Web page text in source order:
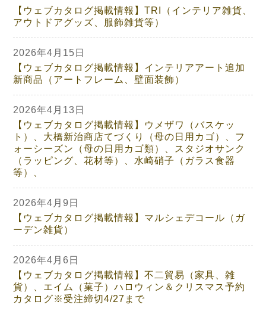
【ウェブカタログ掲載情報】TRI（インテリア雑貨、
アウトドアグッズ、服飾雑貨等）
2026年4月15日
【ウェブカタログ掲載情報】インテリアアート追加
新商品（アートフレーム、壁面装飾）
2026年4月13日
【ウェブカタログ掲載情報】ウメザワ（バスケッ
ト）、大橋新治商店てづくり（母の日用カゴ）、フ
ォーシーズン（母の日用カゴ類）、スタジオサンク
（ラッピング、花材等）、水崎硝子（ガラス食器
等）、
2026年4月9日
【ウェブカタログ掲載情報】マルシェデコール（ガ
ーデン雑貨）
2026年4月6日
【ウェブカタログ掲載情報】不二貿易（家具、雑
貨）、エイム（菓子）ハロウィン＆クリスマス予約
カタログ※受注締切4/27まで